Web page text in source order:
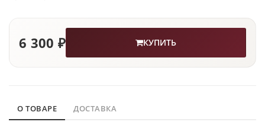
6 300 ₽ КУПИТЬ
О ТОВАРЕ ДОСТАВКА